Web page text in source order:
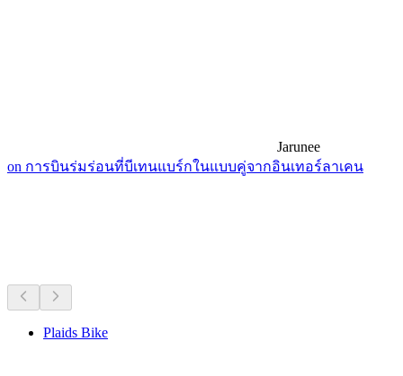
Jarunee
on การบินร่มร่อนที่บีเทนแบร์กในแบบคู่จากอินเทอร์ลาเคน
Plaids Bike